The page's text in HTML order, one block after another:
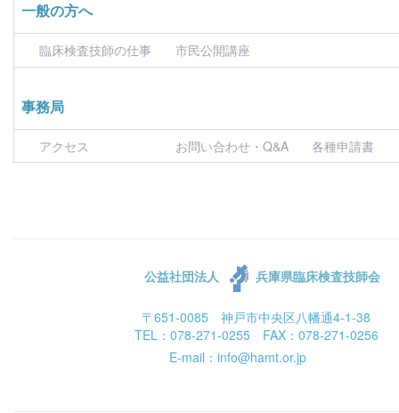
一般の方へ
臨床検査技師の仕事 市民公開講座
事務局
アクセス お問い合わせ・Q&A 各種申請書
公益社団法人 兵庫県臨床検査技師会
〒651-0085 神戸市中央区八幡通4-1-38
TEL：078-271-0255 FAX：078-271-0256
E-mail：info@hamt.or.jp